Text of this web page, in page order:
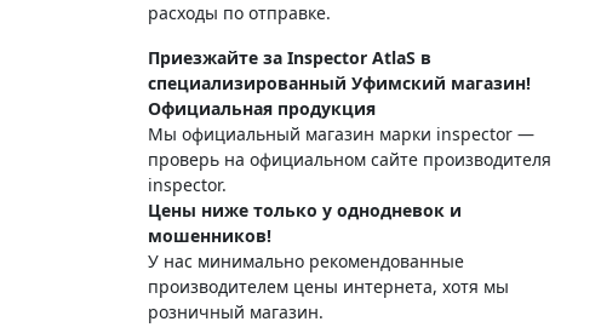
расходы по отправке.
Приезжайте за Inspector AtlaS в
специализированный Уфимский магазин!
Официальная продукция
Мы официальный магазин марки inspector —
проверь на официальном сайте производителя
inspector.
Цены ниже только у однодневок и
мошенников!
У нас минимально рекомендованные
производителем цены интернета, хотя мы
розничный магазин.